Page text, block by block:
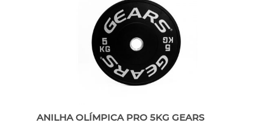
ANILHA OLÍMPICA PRO 5KG GEARS